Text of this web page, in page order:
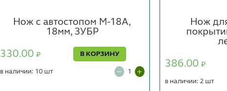
Нож с автостопом М-18А,
18мм, ЗУБР
330.00₽ В КОРЗИНУ
в наличии: 10 шт
Нож
386.00 ₽
в наличии: 2 шт